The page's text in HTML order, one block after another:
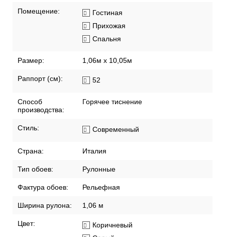
Помещение:
Гостиная
Прихожая
Спальня
Размер: 1,06м х 10,05м
Раппорт (см): 52
Способ
производства:
Горячее тиснение
Стиль: Современный
Страна: Италия
Тип обоев: Рулонные
Фактура обоев: Рельефная
Ширина рулона: 1,06 м
Цвет:
Коричневый